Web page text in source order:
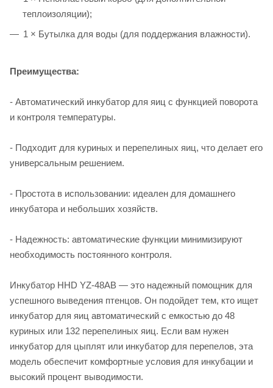
теплоизоляции);
1 × Бутылка для воды (для поддержания влажности).
Преимущества:
- Автоматический инкубатор для яиц с функцией поворота
и контроля температуры.
- Подходит для куриных и перепелиных яиц, что делает его
универсальным решением.
- Простота в использовании: идеален для домашнего
инкубатора и небольших хозяйств.
- Надежность: автоматические функции минимизируют
необходимость постоянного контроля.
Инкубатор HHD YZ-48AB — это надежный помощник для
успешного выведения птенцов. Он подойдет тем, кто ищет
инкубатор для яиц автоматический с емкостью до 48
куриных или 132 перепелиных яиц. Если вам нужен
инкубатор для цыплят или инкубатор для перепелов, эта
модель обеспечит комфортные условия для инкубации и
высокий процент выводимости.